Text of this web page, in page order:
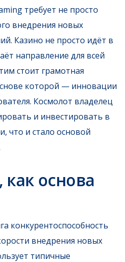
требует не просто
внедрения новых
Казино не просто идёт в
направление для всей
стоит грамотная
которой — инновации
Космолот владелец
и инвестировать в
что и стало основой
основа
конкурентоспособность
внедрения новых
типичные